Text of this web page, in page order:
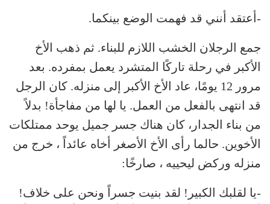
-أعتقد أنني قد فهمت الوضع بينكما.
جمع الرجلان الخشب اللازم للبناء. ثم ذهب الأخ
الأكبر في رحلة تاركًا المتشرد يعمل بمفرده. بعد
مرور 12 يومًا، عاد الأخ الأكبر إلى منزله. كان الرجل
قد انتهى بالفعل من العمل. يا لها من مفاجأة! بدلاً
من بناء الجدار، كان هناك جسر جميل يوحد ممتلكات
الأخوين. حالما رأى الأخ الأصغر أخاه عائداً ، خرج من
منزله وركض ليحييه ، صارخًا:
-يا لقلبك الكبير! لقد بنيت جسراً ونحن على خلاف!